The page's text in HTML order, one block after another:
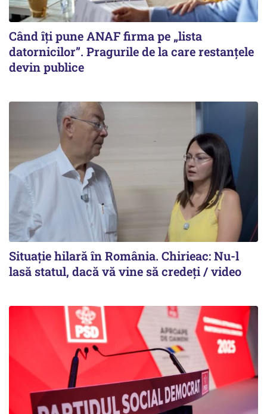
Când îți pune ANAF firma pe „lista
datornicilor”. Pragurile de la care restanțele
devin publice
Situație hilară în România. Chirieac: Nu-l
lasă statul, dacă vă vine să credeți / video